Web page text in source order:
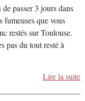
passer 3 jours dans
fumeuses que vous
restés sur Toulouse.
pas du tout resté à
Lire la suite